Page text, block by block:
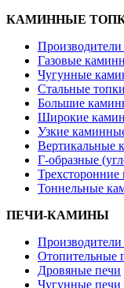
КАМИННЫЕ
Газовые
Чугунные
Стальные топки
Большие
Широкие
Узкие
Вертикальные
Г-образные
Тоннельные
ПЕЧИ-КАМИНЫ
Отопительные
Дровяные печи
Чугунные печи